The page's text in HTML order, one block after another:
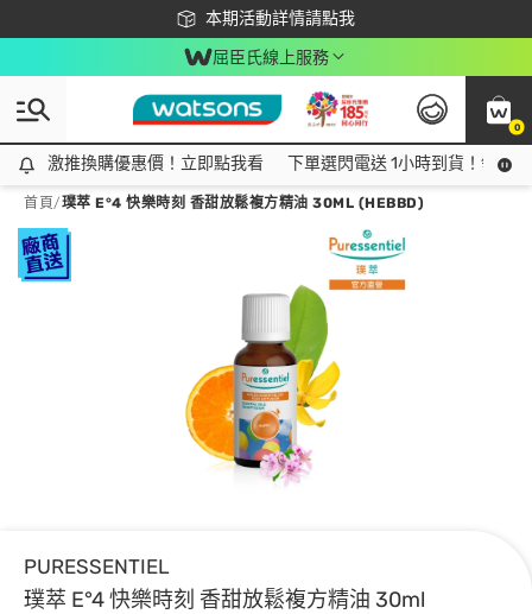
本期活動詳情請點我
下載app最高回饋$350
屈臣氏線上服務
0
激推換購優惠價！立即點我看
激推換購優惠價！立即點我看 下單選閃電送 1小時到貨！領神
首頁/璞萃 E°4 快樂時刻 香甜放鬆複方精油 30ML (HEBBD)
PURESSENTIEL
璞萃 E°4 快樂時刻 香甜放鬆複方精油 30ml